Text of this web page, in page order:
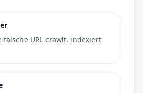
falsche URL crawlt, indexiert